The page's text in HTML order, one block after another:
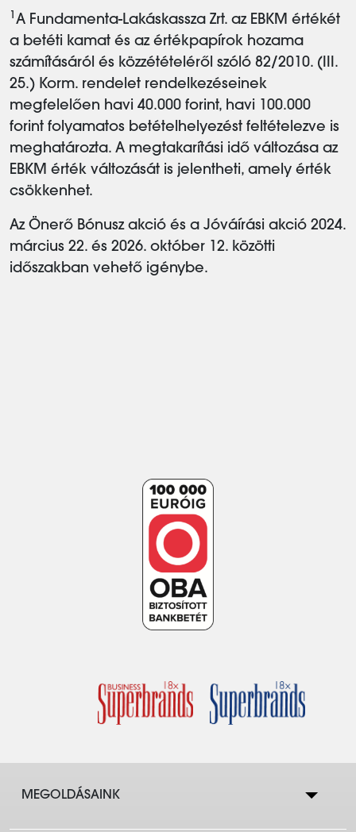
1 A Fundamenta-Lakáskassza Zrt. az EBKM értékét
a betéti kamat és az értékpapírok hozama
számításáról és közzétételéről szóló 82/2010. (III.
25.) Korm. rendelet rendelkezéseinek
megfelelően havi 40.000 forint, havi 100.000
forint folyamatos betételhelyezést feltételezve is
meghatározta. A megtakarítási idő változása az
EBKM érték változását is jelentheti, amely érték
csökkenhet.
Az Önerő Bónusz akció és a Jóváírási akció 2024.
március 22. és 2026. október 12. közötti
időszakban vehető igénybe.
MEGOLDÁSAINK